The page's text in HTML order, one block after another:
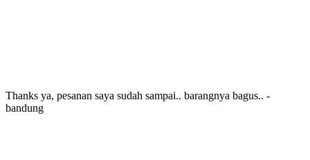
Bambang
21 March 2014
Wah barangnya sudah sampai sist, bagus banget saya suka....